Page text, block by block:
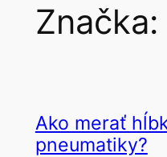
Značka:
Ako merať
pneumatiky?